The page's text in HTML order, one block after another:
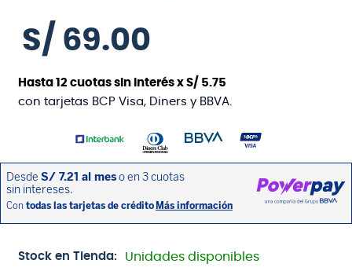
S/ 69.00
Hasta12 cuotas sin interés xS/ 5.75
con tarjetas BCP Visa, Diners y BBVA.
Stock en Tienda: Unidades disponibles